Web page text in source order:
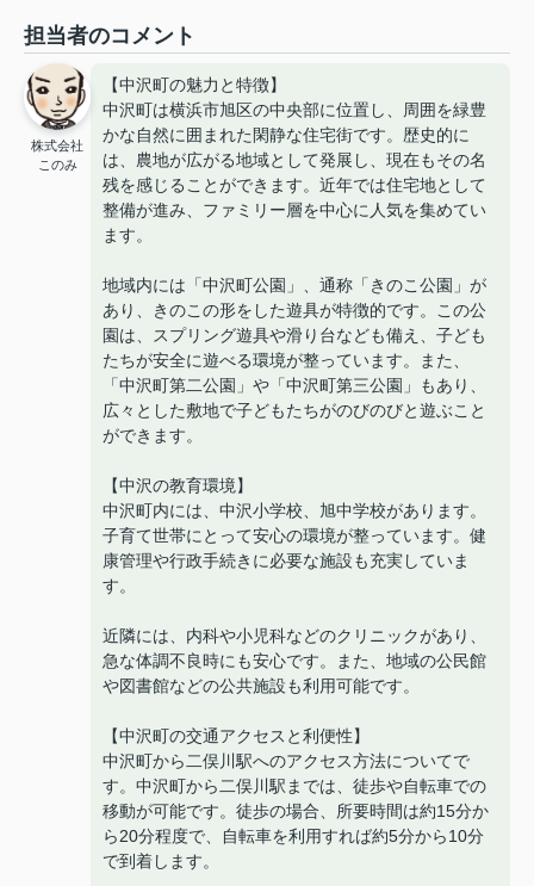
担当者のコメント
株式会社
このみ
【中沢町の魅力と特徴】
中沢町は横浜市旭区の中央部に位置し、周囲を緑豊
かな自然に囲まれた閑静な住宅街です。歴史的に
は、農地が広がる地域として発展し、現在もその名
残を感じることができます。近年では住宅地として
整備が進み、ファミリー層を中心に人気を集めてい
ます。
地域内には「中沢町公園」、通称「きのこ公園」が
あり、きのこの形をした遊具が特徴的です。この公
園は、スプリング遊具や滑り台なども備え、子ども
たちが安全に遊べる環境が整っています。また、
「中沢町第二公園」や「中沢町第三公園」もあり、
広々とした敷地で子どもたちがのびのびと遊ぶこと
ができます。
【中沢の教育環境】
中沢町内には、中沢小学校、旭中学校があります。
子育て世帯にとって安心の環境が整っています。健
康管理や行政手続きに必要な施設も充実していま
す。
近隣には、内科や小児科などのクリニックがあり、
急な体調不良時にも安心です。また、地域の公民館
や図書館などの公共施設も利用可能です。
【中沢町の交通アクセスと利便性】
中沢町から二俣川駅へのアクセス方法についてで
す。中沢町から二俣川駅までは、徒歩や自転車での
移動が可能です。徒歩の場合、所要時間は約15分か
ら20分程度で、自転車を利用すれば約5分から10分
で到着します。